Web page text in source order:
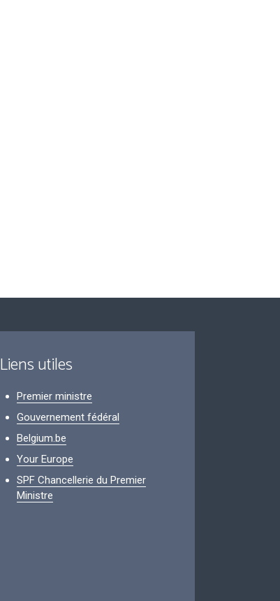
Liens utiles
Premier ministre
Gouvernement fédéral
Belgium.be
Your Europe
SPF Chancellerie du Premier
Ministre